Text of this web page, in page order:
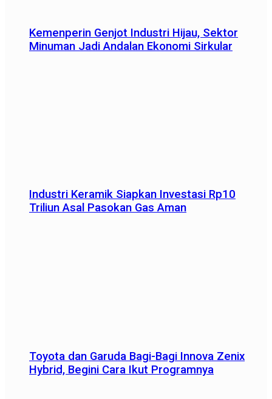
Kemenperin Genjot Industri Hijau, Sektor
Minuman Jadi Andalan Ekonomi Sirkular
Industri Keramik Siapkan Investasi Rp10
Triliun Asal Pasokan Gas Aman
Toyota dan Garuda Bagi-Bagi Innova Zenix
Hybrid, Begini Cara Ikut Programnya